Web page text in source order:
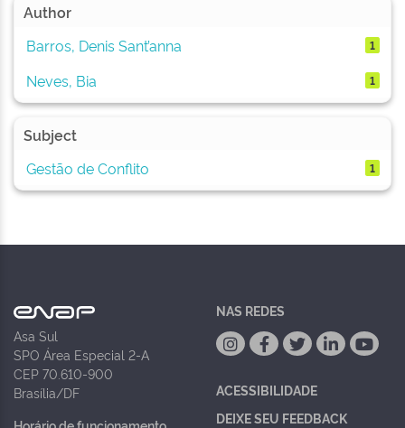
Author
Barros, Denis Sant’anna
1
Neves, Bia 1
Subject
Gestão de Conflito
1
Asa Sul
SPO Área Especial 2-A
CEP 70.610-900
Brasília/DF
NAS REDES
ACESSIBILIDADE
DEIXE SEU FEEDBACK